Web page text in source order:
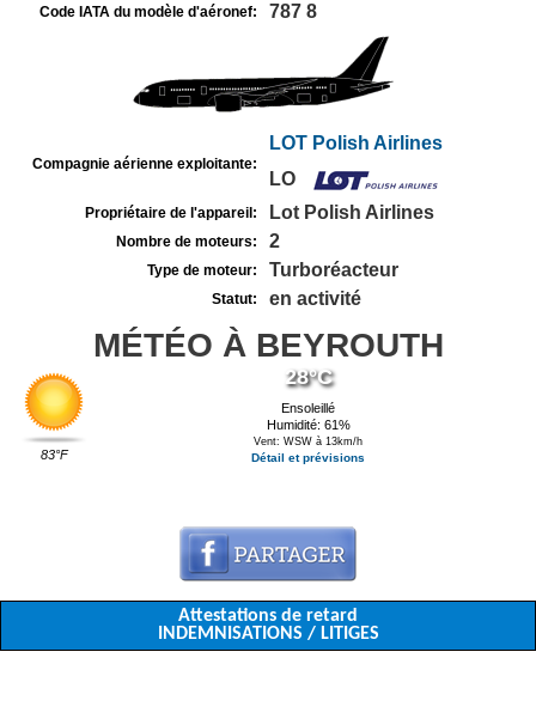
Code IATA du modèle d'aéronef: 787 8
Compagnie aérienne exploitante:
LOT Polish Airlines
LO
Propriétaire de l'appareil: Lot Polish Airlines
Nombre de moteurs: 2
Type de moteur: Turboréacteur
Statut: en activité
MÉTÉO À BEYROUTH
83°F
28°C
Ensoleillé
Humidité: 61%
Vent: WSW à 13km/h
Détail et prévisions
Attestations de retard
INDEMNISATIONS / LITIGES